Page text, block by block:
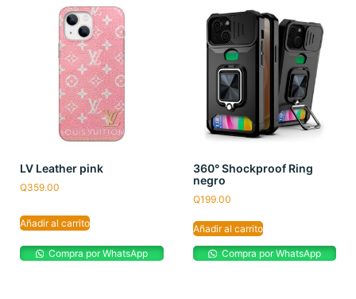
LV Leather pink
Q359.00
Añadir al carrito
Compra por WhatsApp
360° Shockproof Ring
negro
Q199.00
Añadir al carrito
Compra por WhatsApp